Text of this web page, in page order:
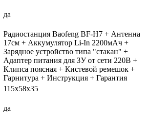
да
Радиостанция Baofeng BF-H7 + Антенна
17см + Аккумулятор Li-In 2200мАч +
Зарядное устройство типа "стакан" +
Адаптер питания для ЗУ от сети 220В +
Клипса поясная + Кистевой ремешок +
Гарнитура + Инструкция + Гарантия
115x58x35
да